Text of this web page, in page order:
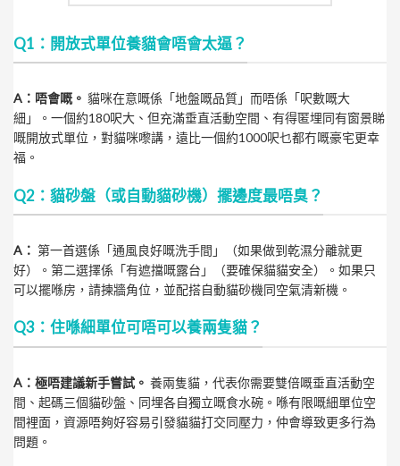
Q1：開放式單位養貓會唔會太逼？
A：唔會嘅。 貓咪在意嘅係「地盤嘅品質」而唔係「呎數嘅大
細」。一個約180呎大、但充滿垂直活動空間、有得匿埋同有窗景睇
嘅開放式單位，對貓咪嚟講，遠比一個約1000呎乜都冇嘅豪宅更幸
福。
Q2：貓砂盤（或自動貓砂機）擺邊度最唔臭？
A： 第一首選係「通風良好嘅洗手間」（如果做到乾濕分離就更
好）。第二選擇係「有遮擋嘅露台」（要確保貓貓安全）。如果只
可以擺喺房，請揀牆角位，並配搭自動貓砂機同空氣清新機。
Q3：住喺細單位可唔可以養兩隻貓？
A：極唔建議新手嘗試。 養兩隻貓，代表你需要雙倍嘅垂直活動空
間、起碼三個貓砂盤、同埋各自獨立嘅食水碗。喺有限嘅細單位空
間裡面，資源唔夠好容易引發貓貓打交同壓力，仲會導致更多行為
問題。